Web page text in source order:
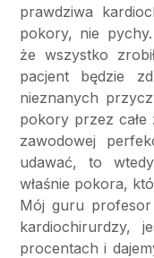
prawdziwa
pokory, nie
że wszystko
pacjent będzie
nieznanych
pokory przez całe
zawodowej
udawać, to
właśnie pokora,
Mój guru profesor
kardiochirurdzy,
procentach i